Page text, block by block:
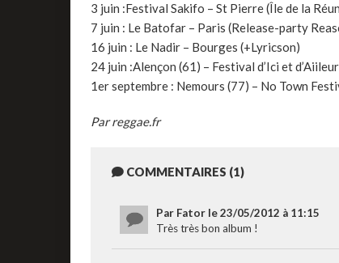
3 juin :Festival Sakifo – St Pierre (Île de la
7 juin : Le Batofar – Paris (Release-party
16 juin : Le Nadir – Bourges (+Lyricson)
24 juin :Alençon (61) – Festival d’Ici et
1er septembre : Nemours (77) – No Town
Par reggae.fr
COMMENTAIRES (1)
Par Fator le 23/05/2012 à 11:15
Très très bon album !